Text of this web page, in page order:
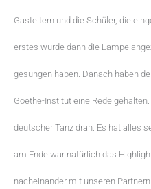
Gasteltern und die Schüler, die
erstes wurde dann die Lampe
gesungen haben. Danach haben
Goethe-Institut eine Rede
deutscher Tanz dran. Es hat alles
am Ende war natürlich das
nacheinander mit unseren